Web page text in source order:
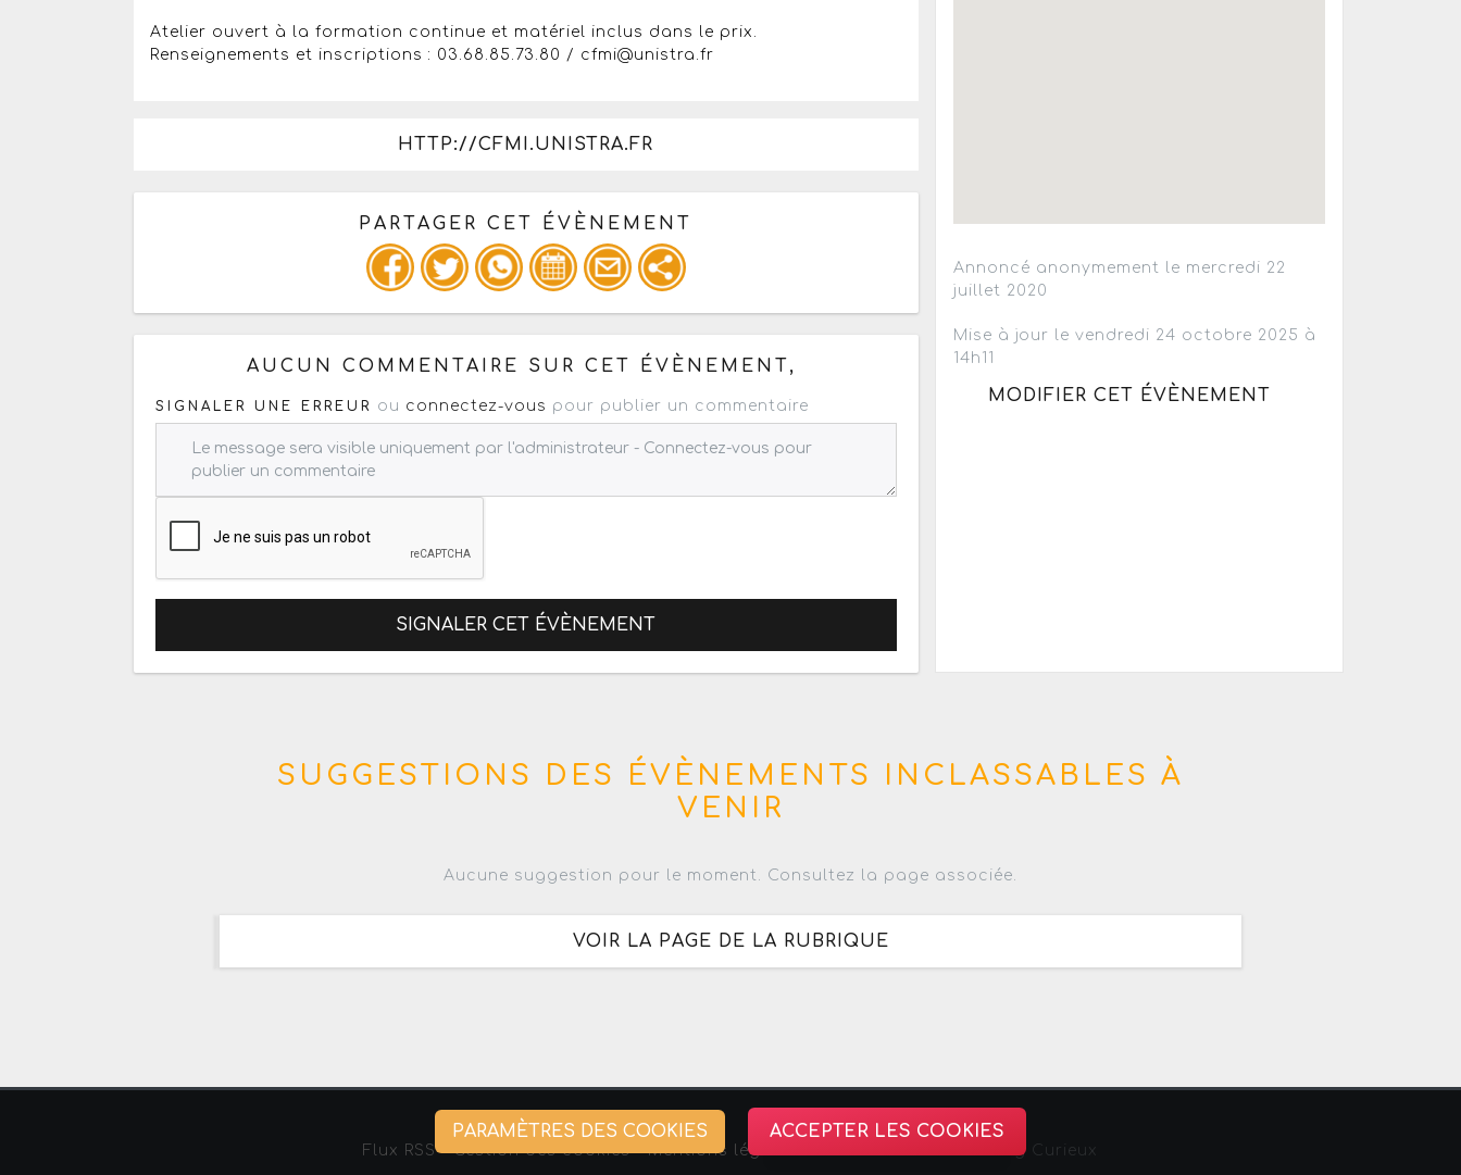
Atelier ouvert à la formation continue et matériel inclus dans le prix.
Renseignements et inscriptions : 03.68.85.73.80 / cfmi@unistra.fr
HTTP://CFMI.UNISTRA.FR
PARTAGER CET ÉVÈNEMENT
Copiez les infos ci-dessous pour un : mail / forum / réseau social
AUCUN COMMENTAIRE SUR CET ÉVÈNEMENT,
SIGNALER UNE ERREUR ou connectez-vous pour publier un commentaire
SIGNALER CET ÉVÈNEMENT
Annoncé anonymement le mercredi 22
juillet 2020
Mise à jour le vendredi 24 octobre 2025 à
14h11
MODIFIER CET ÉVÈNEMENT
SUGGESTIONS DES ÉVÈNEMENTS INCLASSABLES À
VENIR
Aucune suggestion pour le moment. Consultez la page associée.
VOIR LA PAGE DE LA RUBRIQUE
Flux RSS-Gestion des cookies - Mentions légales Association Strasbourg Curieux
PARAMÈTRES DES COOKIES ACCEPTER LES COOKIES